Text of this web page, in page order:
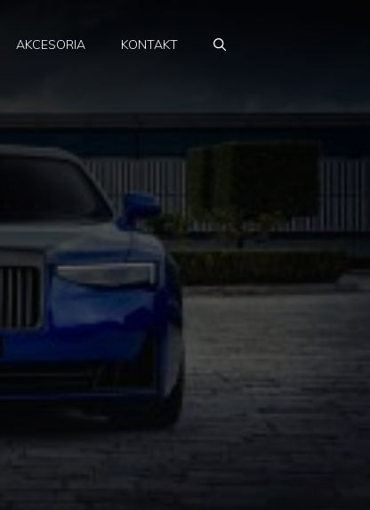
AKCESORIA KONTAKT